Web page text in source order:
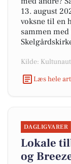
13. august
voksne til en
sammen
Kilde: Kultunaut
Læs hele
DAGLIGVARER
Lokale
og